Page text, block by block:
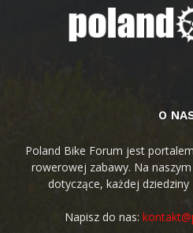
O
Poland Bike Forum jest
rowerowej zabawy. Na
dotyczące, każdej
Napisz do nas: